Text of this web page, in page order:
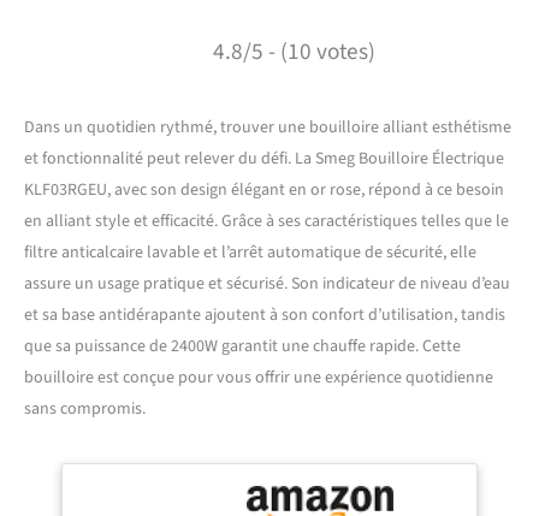
4.8/5 - (10 votes)
Dans un quotidien rythmé, trouver une bouilloire alliant esthétisme
et fonctionnalité peut relever du défi. La Smeg Bouilloire Électrique
KLF03RGEU, avec son design élégant en or rose, répond à ce besoin
en alliant style et efficacité. Grâce à ses caractéristiques telles que le
filtre anticalcaire lavable et l’arrêt automatique de sécurité, elle
assure un usage pratique et sécurisé. Son indicateur de niveau d’eau
et sa base antidérapante ajoutent à son confort d’utilisation, tandis
que sa puissance de 2400W garantit une chauffe rapide. Cette
bouilloire est conçue pour vous offrir une expérience quotidienne
sans compromis.